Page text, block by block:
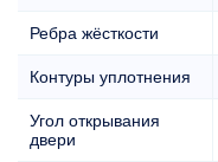
Ребра жёсткости
Контуры уплотнения
Угол открывания
двери